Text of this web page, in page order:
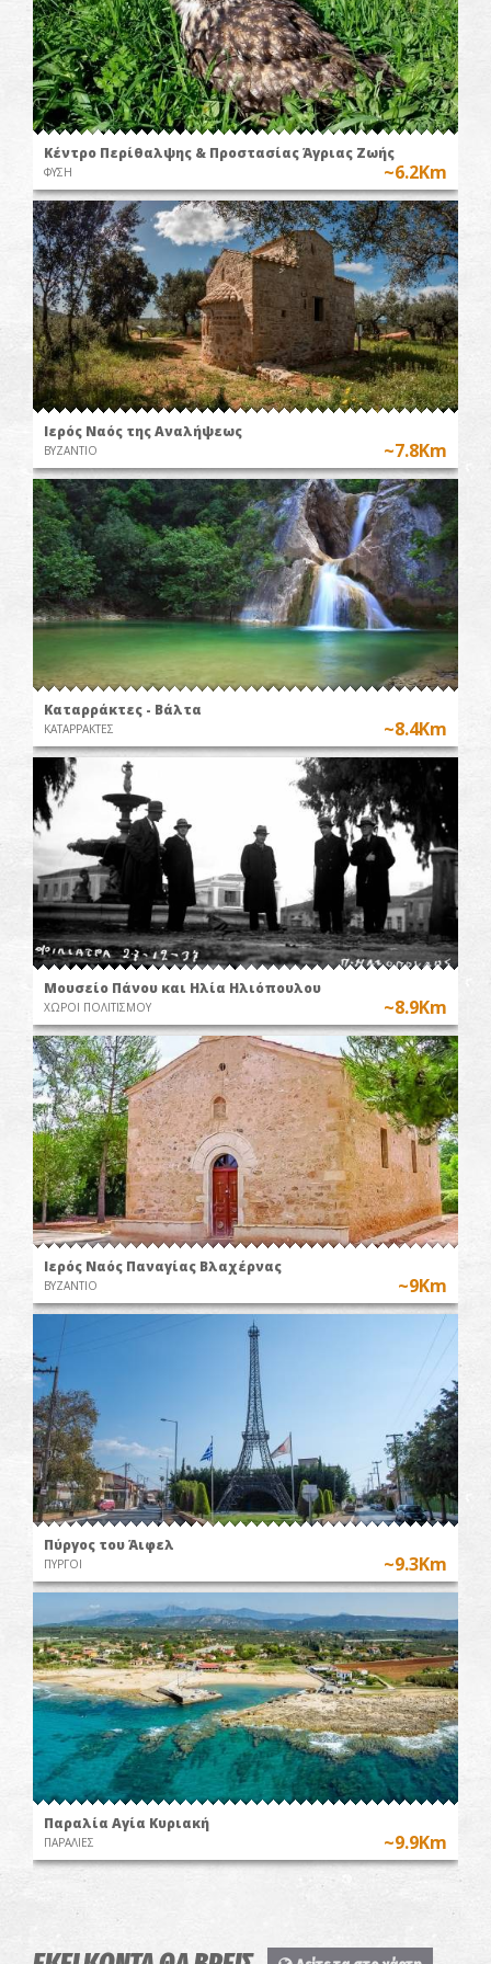
Κέντρο Περίθαλψης & Προστασίας Άγριας Ζωής
ΦΥΣΗ ~6.2Km
Ιερός Ναός της Αναλήψεως
ΒΥΖΑΝΤΙΟ ~7.8Km
Καταρράκτες - Βάλτα
ΚΑΤΑΡΡΑΚΤΕΣ ~8.4Km
Μουσείο Πάνου και Ηλία Ηλιόπουλου
ΧΩΡΟΙ ΠΟΛΙΤΙΣΜΟΥ ~8.9Km
Ιερός Ναός Παναγίας Βλαχέρνας
ΒΥΖΑΝΤΙΟ ~9Km
Πύργος του Άιφελ
ΠΥΡΓΟΙ ~9.3Km
Παραλία Αγία Κυριακή
ΠΑΡΑΛΙΕΣ ~9.9Km